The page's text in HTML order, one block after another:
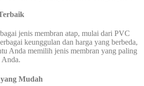
jenis membran atap, mulai dari PVC
keunggulan dan harga yang berbeda,
Anda memilih jenis membran yang paling
Anda.
yang Mudah